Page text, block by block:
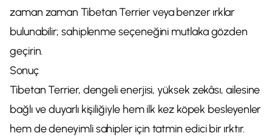
zaman zaman Tibetan Terrier veya benzer ırklar
bulunabilir; sahiplenme seçeneğini mutlaka gözden
geçirin.
Sonuç
Tibetan Terrier, dengeli enerjisi, yüksek zekâsı, ailesine
bağlı ve duyarlı kişiliğiyle hem ilk kez köpek besleyenler
hem de deneyimli sahipler için tatmin edici bir ırktır.